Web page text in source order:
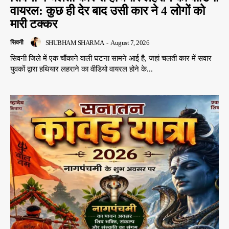
वायरल: कुछ ही देर बाद उसी कार ने 4 लोगों को
मारी टक्कर
सिवनी SHUBHAM SHARMA - August 7, 2026
सिवनी जिले में एक चौंकाने वाली घटना सामने आई है, जहां चलती कार में सवार
युवकों द्वारा हथियार लहराने का वीडियो वायरल होने के...